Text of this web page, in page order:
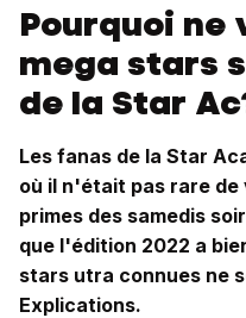
Pourquoi ne
mega stars
de la Star
Les fanas de la Star
où il n'était pas rare
primes des samedis
que l'édition 2022 a
stars utra connues ne
Explications.